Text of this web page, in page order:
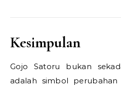
Kesimpulan
Gojo Satoru bukan
adalah simbol